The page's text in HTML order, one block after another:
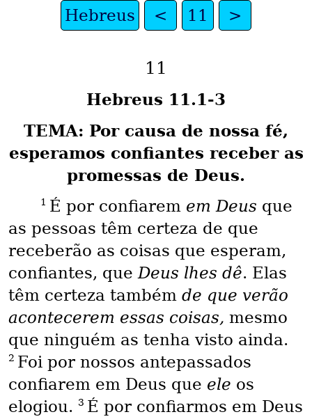
Hebreus < 11 >
11
Hebreus 11.1-3
TEMA: Por causa de nossa fé,
esperamos confiantes receber as
promessas de Deus.
1 É por confiarem em Deus que
as pessoas têm certeza de que
receberão as coisas que esperam,
confiantes, que Deus lhes dê. Elas
têm certeza também de que verão
acontecerem essas coisas, mesmo
que ninguém as tenha visto ainda.
2 Foi por nossos antepassados
confiarem em Deus que ele os
elogiou. 3 É por confiarmos em Deus